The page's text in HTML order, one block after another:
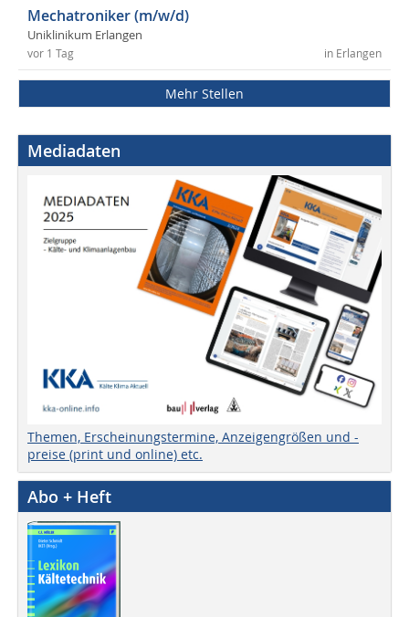
Mechatroniker (m/w/d)
Uniklinikum Erlangen
in Erlangen
vor 1 Tag
Mehr Stellen
Mediadaten
Themen, Erscheinungstermine, Anzeigengrößen und -
preise (print und online) etc.
Abo + Heft